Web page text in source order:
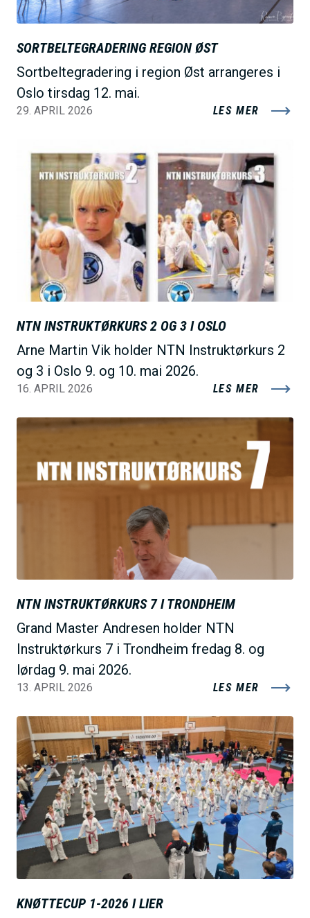
SORTBELTEGRADERING REGION ØST
Sortbeltegradering i region Øst arrangeres i
Oslo tirsdag 12. mai.
29. APRIL 2026 LES MER
NTN INSTRUKTØRKURS 2 OG 3 I OSLO
Arne Martin Vik holder NTN Instruktørkurs 2
og 3 i Oslo 9. og 10. mai 2026.
16. APRIL 2026 LES MER
B
d
NTN INSTRUKTØRKURS 7 I TRONDHEIM
Grand Master Andresen holder NTN
Instruktørkurs 7 i Trondheim fredag 8. og
lørdag 9. mai 2026.
13. APRIL 2026 LES MER
B
i
l
d
e
KNØTTECUP 1-2026 I LIER